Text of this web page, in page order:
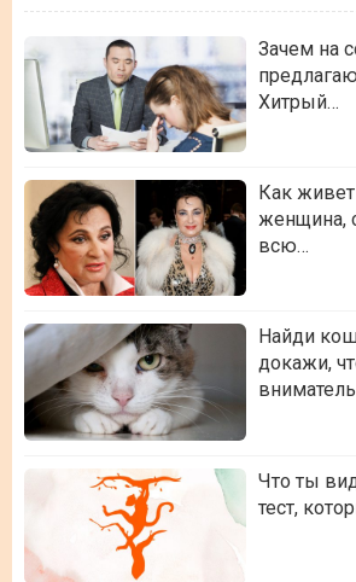
Зачем на
Хитрый…
Как
женщина,
всю…
Найди
докажи,
Что ты
тест,